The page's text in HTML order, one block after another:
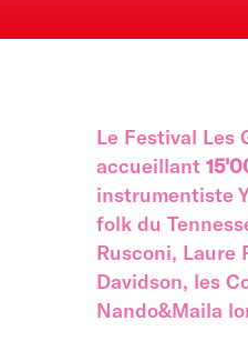
Le Festival Les
accueillant
instrumentiste
folk du
Rusconi, Laure
Davidson, les
Nando&Maila